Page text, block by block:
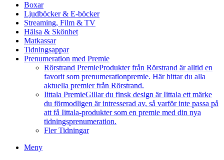
Boxar
Ljudböcker & E-böcker
Streaming, Film & TV
Hälsa & Skönhet
Matkassar
Tidningsappar
Prenumeration med Premie
Rörstrand PremieProdukter från Rörstrand är alltid en
favorit som prenumerationpremie. Här hittar du alla
aktuella premier från Rörstrand.
Iittala PremieGillar du finsk design är Iittala ett märke
du förmodligen är intresserad av, så varför inte passa på
att få Iittala-produkter som en premie med din nya
tidningsprenumeration.
Fler Tidningar
Meny